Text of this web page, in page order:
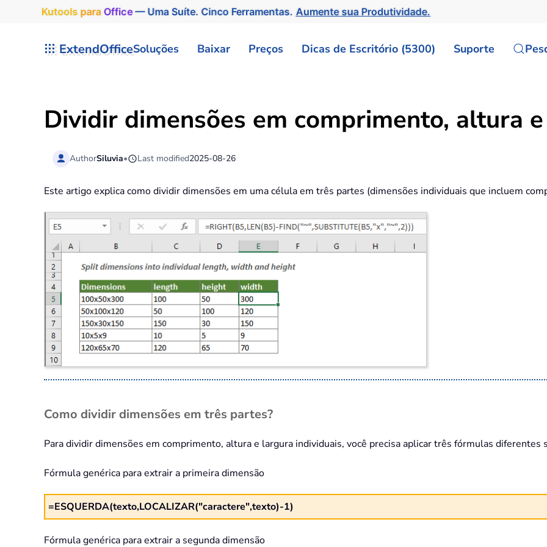
Kutools para Office— Uma Suíte. Cinco Ferramentas.Aumente sua Produtividade.
ExtendOfficeSoluções Baixar Preços Dicas de Escritório (5300) Suporte
Dividir dimensões em comprimento, altura
AuthorSiluvia• Last modified2025-08-26
Este artigo explica como dividir dimensões em uma célula em três partes (dimensões individuais que incluem
Como dividir dimensões em três partes?
Para dividir dimensões em comprimento, altura e largura individuais, você precisa aplicar três fórmulas diferentes
Fórmula genérica para extrair a primeira dimensão
=ESQUERDA(texto,LOCALIZAR("caractere",texto)-1)
Fórmula genérica para extrair a segunda dimensão